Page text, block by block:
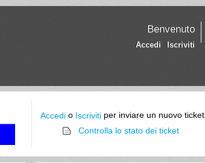
Benvenuto
Accedi Iscriviti
Accedi o Iscriviti per inviare un nuovo ticket
Controlla lo stato dei ticket